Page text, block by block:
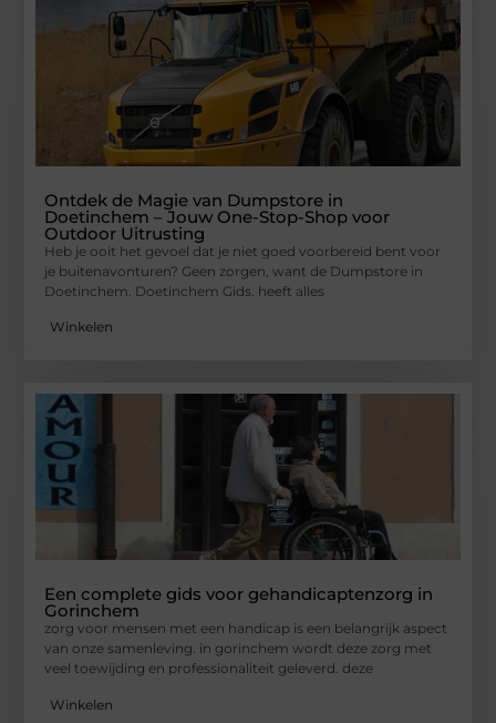
Ontdek de Magie van Dumpstore in
Doetinchem – Jouw One-Stop-Shop voor
Outdoor Uitrusting
Heb je ooit het gevoel dat je niet goed voorbereid bent voor
je buitenavonturen? Geen zorgen, want de Dumpstore in
Doetinchem. Doetinchem Gids. heeft alles
Winkelen
Een complete gids voor gehandicaptenzorg in
Gorinchem
zorg voor mensen met een handicap is een belangrijk aspect
van onze samenleving. in gorinchem wordt deze zorg met
veel toewijding en professionaliteit geleverd. deze
Winkelen